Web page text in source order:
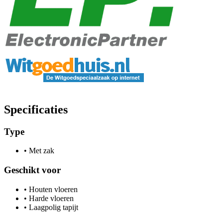
Specificaties
Type
• Met zak
Geschikt voor
• Houten vloeren
• Harde vloeren
• Laagpolig tapijt